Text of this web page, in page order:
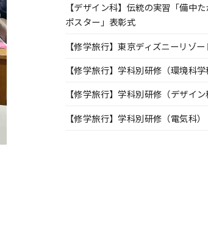
【デザイン科】伝統の実習「備中
ポスター」表彰式
【修学旅行】東京ディズニーリゾー
【修学旅行】学科別研修（環境科学
【修学旅行】学科別研修（デザイン
【修学旅行】学科別研修（電気科）